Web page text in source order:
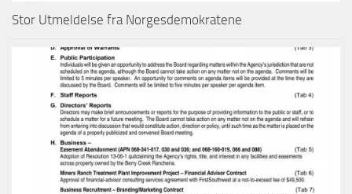
Stor Utmeldelse fra Norgesdemokratene